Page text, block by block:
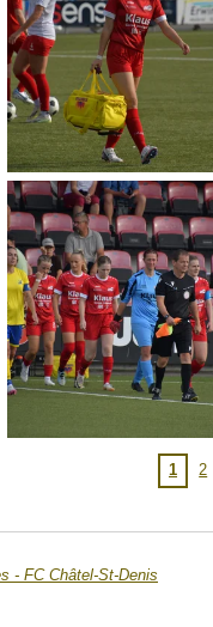
1 2
- FC Châtel-St-Denis